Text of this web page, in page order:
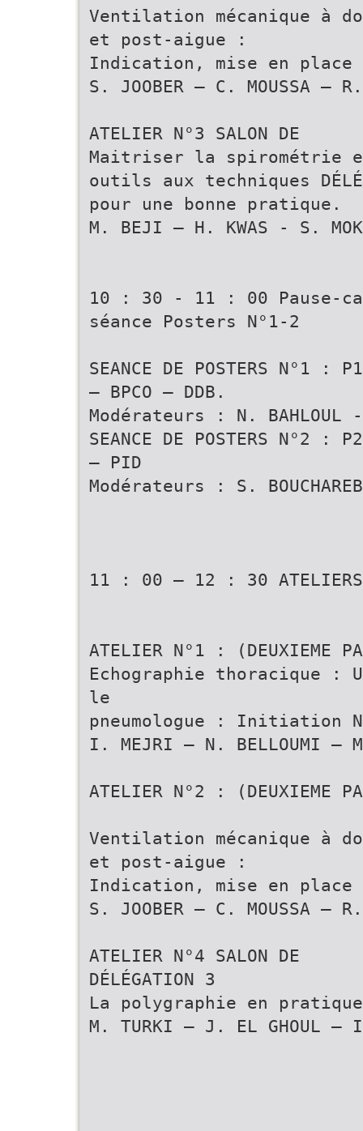
Ventilation mécanique à
et post-aigue :
Indication, mise en
S. JOOBER – C. MOUSSA –
ATELIER N°3 SALON DE
Maitriser la spirométrie
outils aux techniques
pour une bonne pratique.
M. BEJI – H. KWAS - S.
10 : 30 - 11 : 00 Pause-
séance Posters N°1-2
SEANCE DE POSTERS N°1 :
– BPCO – DDB.
Modérateurs : N. BAHLOUL
SEANCE DE POSTERS N°2 :
– PID
Modérateurs : S.
11 : 00 – 12 : 30 ATELIERS
ATELIER N°1 : (DEUXIEME
Echographie thoracique :
le
pneumologue : Initiation
I. MEJRI – N. BELLOUMI –
ATELIER N°2 : (DEUXIEME
Ventilation mécanique à
et post-aigue :
Indication, mise en
S. JOOBER – C. MOUSSA –
ATELIER N°4 SALON DE
DÉLÉGATION 3
La polygraphie en
M. TURKI – J. EL GHOUL – I.